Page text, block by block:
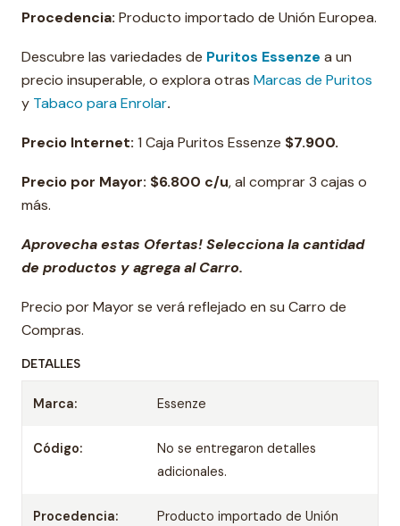
Procedencia: Producto importado de Unión Europea.
Descubre las variedades de Puritos Essenze a un
precio insuperable, o explora otras Marcas de Puritos
y Tabaco para Enrolar.
Precio Internet: 1 Caja Puritos Essenze $7.900.
Precio por Mayor: $6.800 c/u, al comprar 3 cajas o
más.
Aprovecha estas Ofertas! Selecciona la cantidad
de productos y agrega al Carro.
Precio por Mayor se verá reflejado en su Carro de
Compras.
DETALLES
Marca: Essenze
Código:
No se entregaron detalles
adicionales.
Procedencia:
Producto importado de Unión